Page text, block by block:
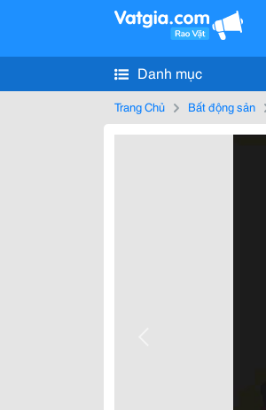
Danh mục
Trang Chủ Bất động sản